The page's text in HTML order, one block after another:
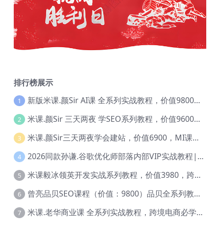
排行榜展示
1 新版米课.颜Sir AI课 全系列实战教程，价值9800，跨境首选！【Ag-0052】
2 米课.颜Sir 三天两夜 学SEO系列教程，价值9600元，跨境人都在学 【Ag-0056】
3 米课.颜Sir三天两夜学会建站，价值6900，MI课甄选课程 【Ag-0055】
4 2026同款孙谦.谷歌优化师部落内部VIP实战教程|价值4999元全网独家解码（官方报名版本）【@034】
5 米课毅冰领英开发实战系列教程，价值3980，跨境必选【Ag-0049】
6 曾亮品贝SEO课程（价值：9800）品贝全系列教程 【Ab-0022】
7 米课.老华商业课 全系列实战教程，跨境电商必学，价值16900元【Ag-0053】